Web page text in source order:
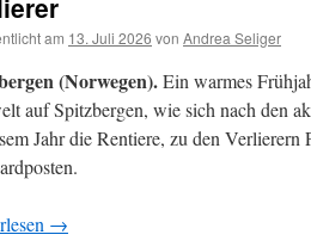
am 13. Juli 2026 von Andrea Seliger
(Norwegen).Ein warmes
auf Spitzbergen, wie sich nach den
Jahr die Rentiere, zu den
→